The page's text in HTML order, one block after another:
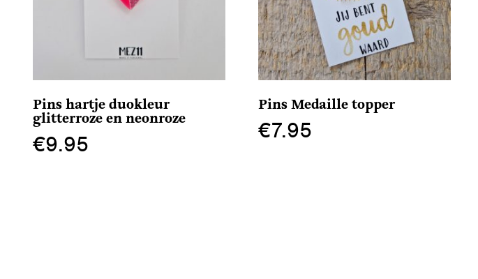
Pins hartje duokleur
glitterroze en neonroze
€9.95
Pins Medaille topper
€7.95